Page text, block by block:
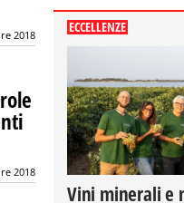
2018
2018
ECCELLENZE
Vini minerali e